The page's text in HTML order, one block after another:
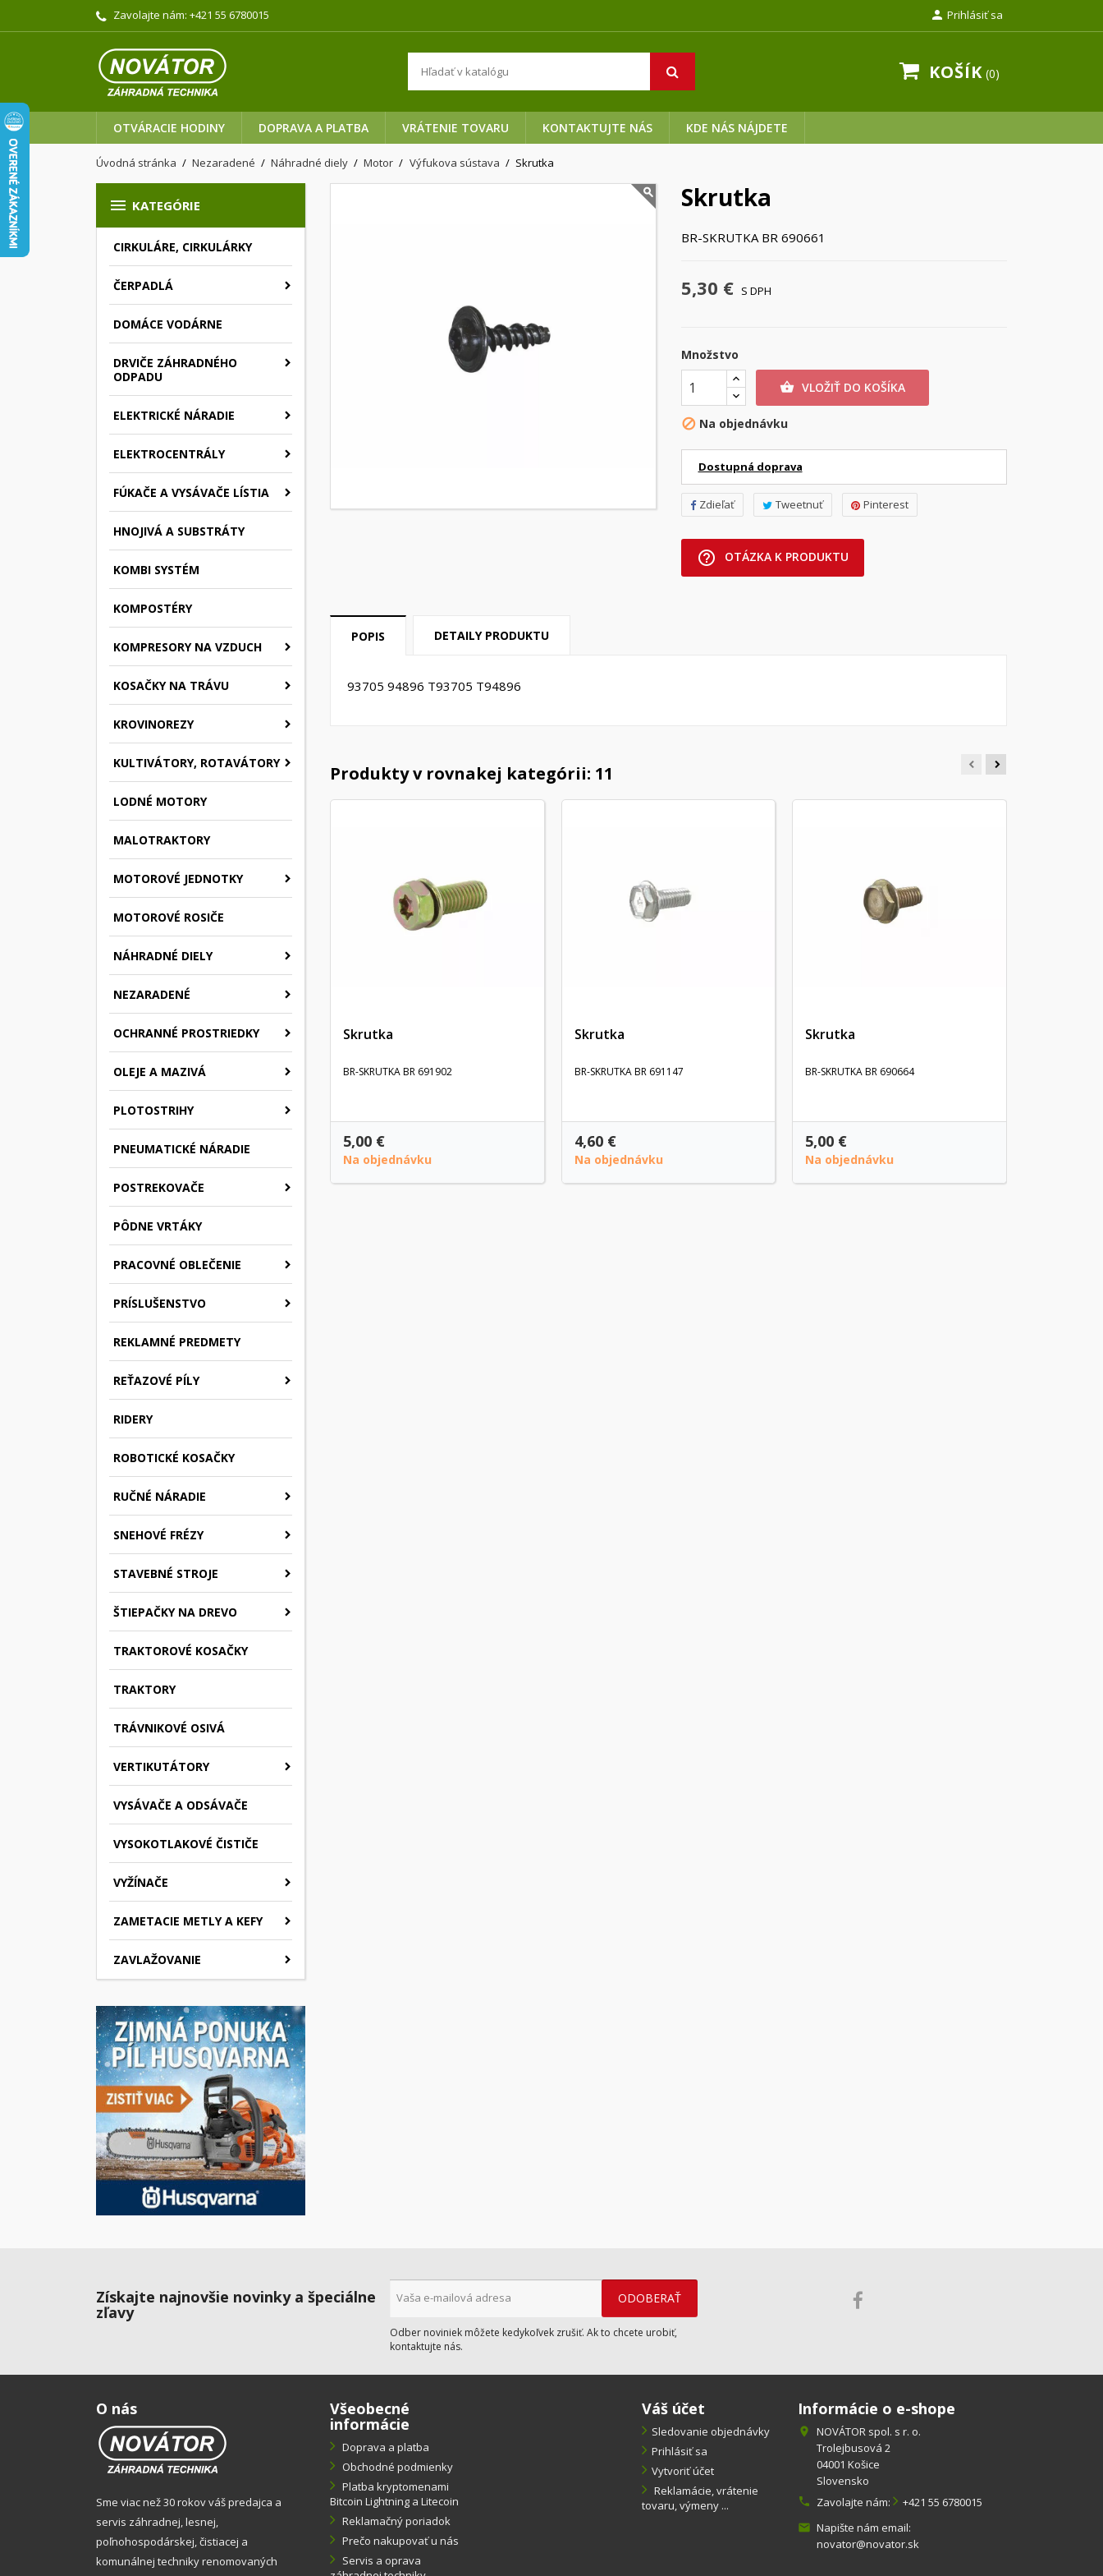
Zavolajte nám: +421 55 6780015  Prihlásiť sa
KOŠÍK 0
OTVÁRACIE HODINY DOPRAVA A PLATBA VRÁTENIE TOVARU KONTAKTUJTE NÁS KDE NÁS NÁJDETE
Úvodná stránka Nezaradené Náhradné diely Motor Výfukova sústava Skrutka
 KATEGÓRIE
CIRKULÁRE, CIRKULÁRKY
ČERPADLÁ
DOMÁCE VODÁRNE
DRVIČE ZÁHRADNÉHO
ODPADU
ELEKTRICKÉ NÁRADIE
ELEKTROCENTRÁLY
FÚKAČE A VYSÁVAČE LÍSTIA
HNOJIVÁ A SUBSTRÁTY
KOMBI SYSTÉM
KOMPOSTÉRY
KOMPRESORY NA VZDUCH
KOSAČKY NA TRÁVU
KROVINOREZY
KULTIVÁTORY, ROTAVÁTORY
LODNÉ MOTORY
MALOTRAKTORY
MOTOROVÉ JEDNOTKY
MOTOROVÉ ROSIČE
NÁHRADNÉ DIELY
NEZARADENÉ
OCHRANNÉ PROSTRIEDKY
OLEJE A MAZIVÁ
PLOTOSTRIHY
PNEUMATICKÉ NÁRADIE
POSTREKOVAČE
PÔDNE VRTÁKY
PRACOVNÉ OBLEČENIE
PRÍSLUŠENSTVO
REKLAMNÉ PREDMETY
REŤAZOVÉ PÍLY
RIDERY
ROBOTICKÉ KOSAČKY
RUČNÉ NÁRADIE
SNEHOVÉ FRÉZY
STAVEBNÉ STROJE
ŠTIEPAČKY NA DREVO
TRAKTOROVÉ KOSAČKY
TRAKTORY
TRÁVNIKOVÉ OSIVÁ
VERTIKUTÁTORY
VYSÁVAČE A ODSÁVAČE
VYSOKOTLAKOVÉ ČISTIČE
VYŽÍNAČE
ZAMETACIE METLY A KEFY
ZAVLAŽOVANIE
Skrutka
BR-SKRUTKA BR 690661
5,30 € S DPH
Množstvo
 VLOŽIŤ DO KOŠÍKA
 Na objednávku
Dostupná doprava
Zdieľať Tweetnuť Pinterest
help_outline OTÁZKA K PRODUKTU
POPIS DETAILY PRODUKTU
93705 94896 T93705 T94896
Produkty v rovnakej kategórii: 11
Skrutka
BR-SKRUTKA BR 691902
5,00 €
Na objednávku
Skrutka
BR-SKRUTKA BR 691147
4,60 €
Na objednávku
Skrutka
BR-SKRUTKA BR 690664
5,00 €
Na objednávku
Získajte najnovšie novinky a špeciálne
zľavy
Odber noviniek môžete kedykoľvek zrušiť. Ak to chcete urobiť,
kontaktujte nás.
O nás
Sme viac než 30 rokov váš predajca a
servis záhradnej, lesnej,
poľnohospodárskej, čistiacej a
komunálnej techniky renomovaných
Všeobecné
informácie
Doprava a platba
Obchodné podmienky
Platba kryptomenami
Bitcoin Lightning a Litecoin
Reklamačný poriadok
Prečo nakupovať u nás
Servis a oprava
Váš účet
Sledovanie objednávky
Prihlásiť sa
Vytvoriť účet
Reklamácie, vrátenie
tovaru, výmeny ...
Informácie o e-shope

NOVÁTOR spol. s r. o.
Trolejbusová 2
04001 Košice
Slovensko
 Zavolajte nám: +421 55 6780015
 Napište nám email:
novator@novator.sk